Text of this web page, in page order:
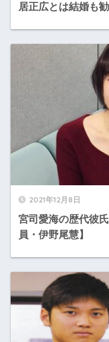
居正広とは結婚も
2021年12月8日
宮司愛海の歴代彼
員・伊野尾慧】